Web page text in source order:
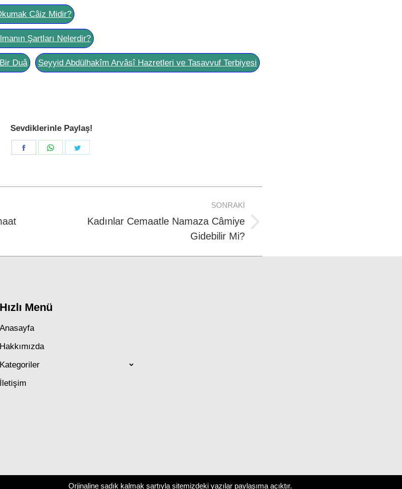
Câiz Midir?
Şartları Nelerdir?
Duâ Seyyid Abdülhakîm Arvâsî Hazretleri ve Tasavvuf Terbiyesi
Sevdiklerinle Paylaş!
Share
Share
SONRAKI
Kadınlar Cemaatle Namaza Câmiye
Gidebilir Mi?
Hızlı Menü
Anasayfa
Hakkımızda
Kategoriler
İletişim
Orjinaline sadık kalmak şartıyla sitemizdeki yazılar paylaşıma açıktır.